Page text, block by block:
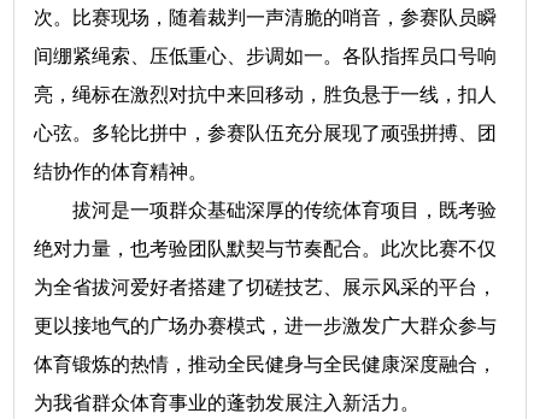
次。比赛现场，随着裁判一声清脆的哨音，参赛队员瞬
间绷紧绳索、压低重心、步调如一。各队指挥员口号响
亮，绳标在激烈对抗中来回移动，胜负悬于一线，扣人
心弦。多轮比拼中，参赛队伍充分展现了顽强拼搏、团
结协作的体育精神。
拔河是一项群众基础深厚的传统体育项目，既考验
绝对力量，也考验团队默契与节奏配合。此次比赛不仅
为全省拔河爱好者搭建了切磋技艺、展示风采的平台，
更以接地气的广场办赛模式，进一步激发广大群众参与
体育锻炼的热情，推动全民健身与全民健康深度融合，
为我省群众体育事业的蓬勃发展注入新活力。